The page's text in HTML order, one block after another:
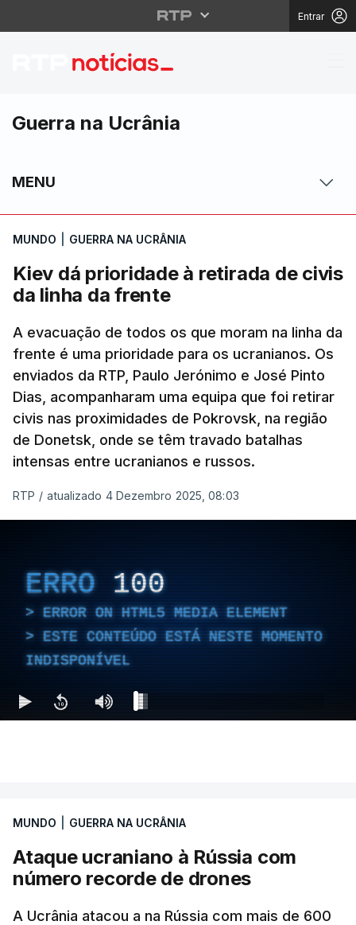
Entrar
Kiev dá prioridade à
Guerra na Ucrânia
MENU
MUNDO GUERRA NA UCRÂNIA
Kiev dá prioridade à retirada de civis
da linha da frente
A evacuação de todos os que moram na linha da
frente é uma prioridade para os ucranianos. Os
enviados da RTP, Paulo Jerónimo e José Pinto
Dias, acompanharam uma equipa que foi retirar
civis nas proximidades de Pokrovsk, na região
de Donetsk, onde se têm travado batalhas
intensas entre ucranianos e russos.
RTP / atualizado 4 Dezembro 2025, 08:03
ERRO 100
ERROR ON HTML5 MEDIA ELEMENT
ESTE CONTEÚDO ESTÁ NESTE MOMENTO
INDISPONÍVEL
MUNDO GUERRA NA UCRÂNIA
Ataque ucraniano à Rússia com
número recorde de drones
A Ucrânia atacou a na Rússia com mais de 600